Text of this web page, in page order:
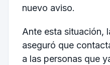
nuevo aviso.
Ante esta situación,
aseguró que
a las personas que